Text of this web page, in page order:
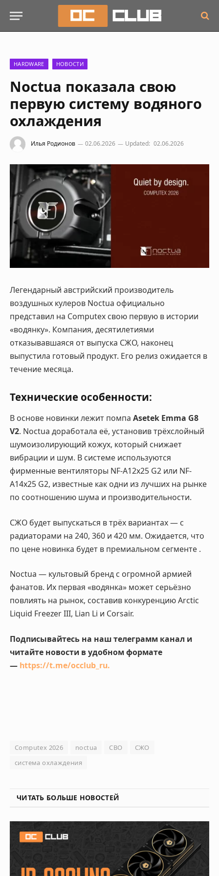
HARDWARE НОВОСТИ
Noctua показала свою
первую систему водяного
охлаждения
Илья Родионов 02.06.2026 Updated: 02.06.2026
Легендарный австрийский производитель
воздушных кулеров Noctua официально
представил на Computex свою первую в истории
«водянку». Компания, десятилетиями
отказывавшаяся от выпуска СЖО, наконец
выпустила готовый продукт. Его релиз ожидается в
течение месяца.
Технические особенности:
В основе новинки лежит помпа Asetek Emma G8
V2. Noctua доработала её, установив трёхслойный
шумоизолирующий кожух, который снижает
вибрации и шум. В системе используются
фирменные вентиляторы NF-A12x25 G2 или NF-
A14x25 G2, известные как одни из лучших на рынке
по соотношению шума и производительности.
СЖО будет выпускаться в трёх вариантах — с
радиаторами на 240, 360 и 420 мм. Ожидается, что
по цене новинка будет в премиальном сегменте .
Noctua — культовый бренд с огромной армией
фанатов. Их первая «водянка» может серьёзно
повлиять на рынок, составив конкуренцию Arctic
Liquid Freezer III, Lian Li и Corsair.
Подписывайтесь на наш телеграмм канал и
читайте новости в удобном формате
— https://t.me/occlub_ru.
Computex 2026 noctua СВО
СЖО
система охлаждения
ЧИТАТЬ БОЛЬШЕ НОВОСТЕЙ